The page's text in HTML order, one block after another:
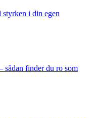
styrken i din egen
sådan finder du ro som